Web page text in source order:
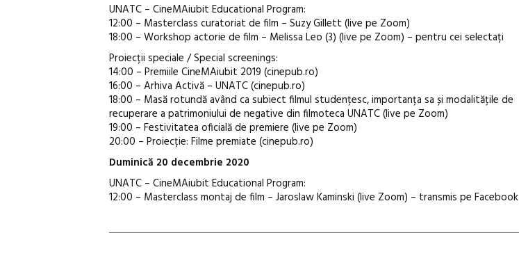
UNATC – CineMAiubit Educational Program:
12:00 – Masterclass curatoriat de film – Suzy Gillett (live pe Zoom)
18:00 – Workshop actorie de film – Melissa Leo (3) (live pe Zoom) – pentru cei selectați
Proiecții speciale / Special screenings:
14:00 – Premiile CineMAiubit 2019 (cinepub.ro)
16:00 – Arhiva Activă – UNATC (cinepub.ro)
18:00 – Masă rotundă având ca subiect filmul studențesc, importanța sa și modalitățile de
recuperare a patrimoniului de negative din filmoteca UNATC (live pe Zoom)
19:00 – Festivitatea oficială de premiere (live pe Zoom)
20:00 – Proiecție: Filme premiate (cinepub.ro)
Duminică 20 decembrie 2020
UNATC – CineMAiubit Educational Program:
12:00 – Masterclass montaj de film – Jaroslaw Kaminski (live Zoom) – transmis pe Facebook